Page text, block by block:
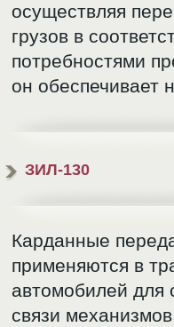
осуществляя
грузов в
потребностями
он обеспечивает
ЗИЛ-130
Карданные
применяются в
автомобилей для
связи